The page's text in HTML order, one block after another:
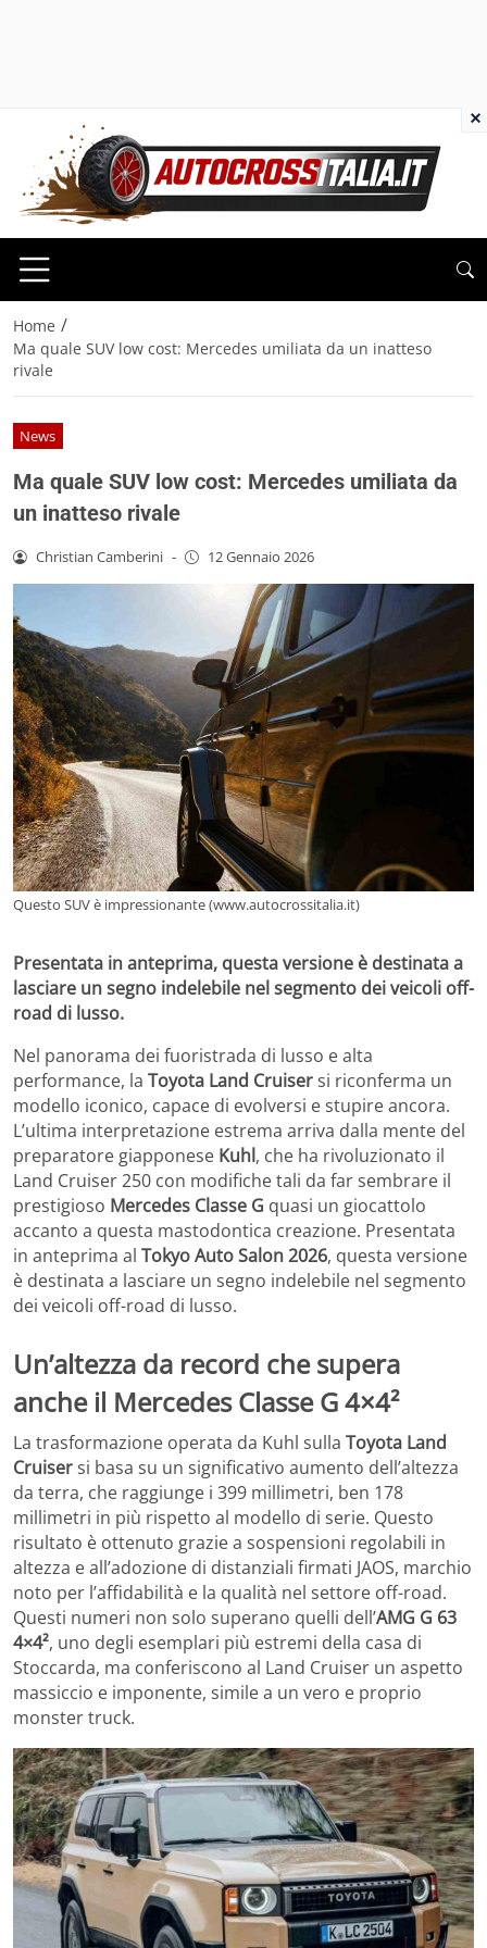
Home /
Ma quale SUV low cost: Mercedes umiliata da un inatteso
rivale
News
Ma quale SUV low cost: Mercedes umiliata da
un inatteso rivale
Christian Camberini - 12 Gennaio 2026
Questo SUV è impressionante (www.autocrossitalia.it)
Presentata in anteprima, questa versione è destinata a
lasciare un segno indelebile nel segmento dei veicoli off-
road di lusso.
Nel panorama dei fuoristrada di lusso e alta
performance, la Toyota Land Cruisersi riconferma un
modello iconico, capace di evolversi e stupire ancora.
L’ultima interpretazione estrema arriva dalla mente del
preparatore giapponese Kuhl, che ha rivoluzionato il
Land Cruiser 250 con modifiche tali da far sembrare il
prestigioso Mercedes Classe G quasi un giocattolo
accanto a questa mastodontica creazione. Presentata
in anteprima al Tokyo Auto Salon 2026, questa versione
è destinata a lasciare un segno indelebile nel segmento
dei veicoli off-road di lusso.
Un’altezza da record che supera
anche il Mercedes Classe G 4×4²
La trasformazione operata da Kuhl sulla Toyota Land
Cruisersi basa su un significativo aumento dell’altezza
da terra, che raggiunge i 399 millimetri, ben 178
millimetri in più rispetto al modello di serie. Questo
risultato è ottenuto grazie a sospensioni regolabili in
altezza e all’adozione di distanziali firmati JAOS, marchio
noto per l’affidabilità e la qualità nel settore off-road.
Questi numeri non solo superano quelli dell’AMG G 63
4×4², uno degli esemplari più estremi della casa di
Stoccarda, ma conferiscono al Land Cruiser un aspetto
massiccio e imponente, simile a un vero e proprio
monster truck.
×